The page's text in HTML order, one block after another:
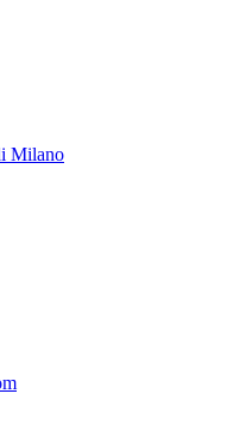
Milano